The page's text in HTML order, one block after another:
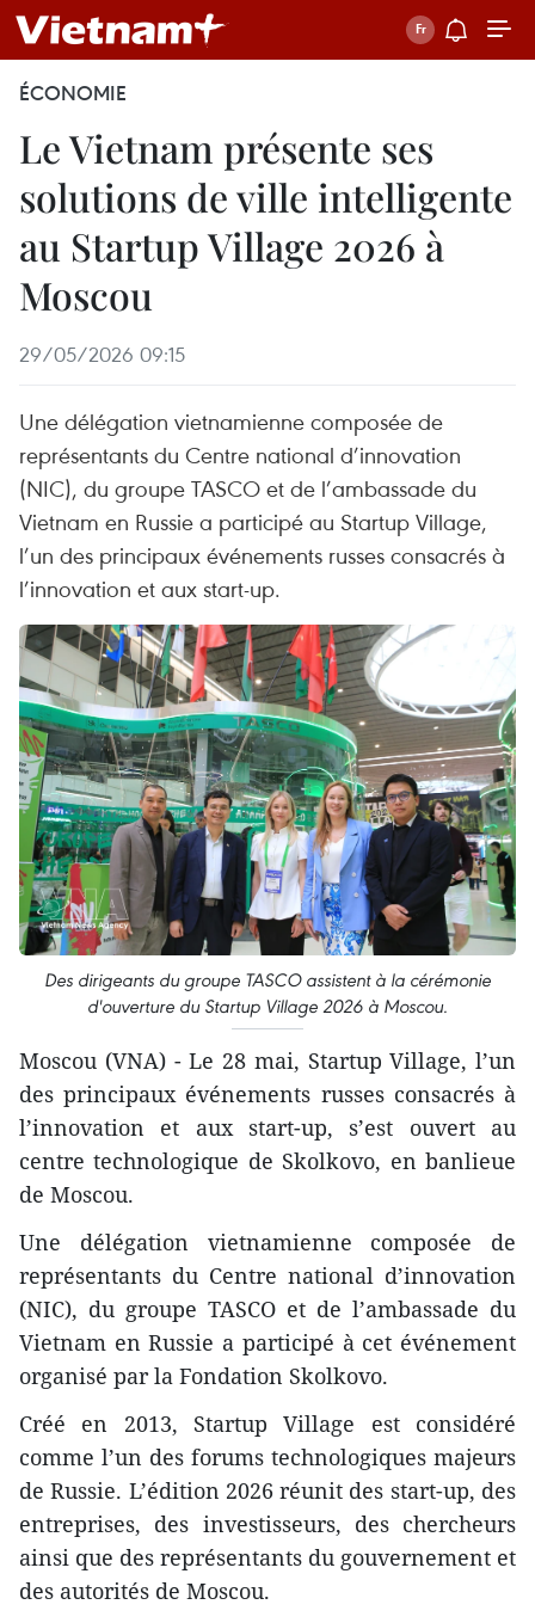
ÉCONOMIE
Le Vietnam présente ses
solutions de ville intelligente
au Startup Village 2026 à
Moscou
29/05/2026 09:15
Une délégation vietnamienne composée de
représentants du Centre national d’innovation
(NIC), du groupe TASCO et de l’ambassade du
Vietnam en Russie a participé au Startup Village,
l’un des principaux événements russes consacrés à
l’innovation et aux start-up.
Des dirigeants du groupe TASCO assistent à la cérémonie
d'ouverture du Startup Village 2026 à Moscou.
Moscou (VNA) - Le 28 mai, Startup Village, l’un
des principaux événements russes consacrés à
l’innovation et aux start-up, s’est ouvert au
centre technologique de Skolkovo, en banlieue
de Moscou.
Une délégation vietnamienne composée de
représentants du Centre national d’innovation
(NIC), du groupe TASCO et de l’ambassade du
Vietnam en Russie a participé à cet événement
organisé par la Fondation Skolkovo.
Créé en 2013, Startup Village est considéré
comme l’un des forums technologiques majeurs
de Russie. L’édition 2026 réunit des start-up, des
entreprises, des investisseurs, des chercheurs
ainsi que des représentants du gouvernement et
des autorités de Moscou.